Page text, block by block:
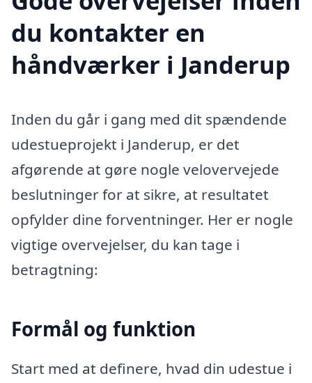
du kontakter en
håndværker i Janderup
Inden du går i gang med dit spændende
udestueprojekt i Janderup, er det
afgørende at gøre nogle velovervejede
beslutninger for at sikre, at resultatet
opfylder dine forventninger. Her er nogle
vigtige overvejelser, du kan tage i
betragtning:
Formål og funktion
Start med at definere, hvad din udestue i